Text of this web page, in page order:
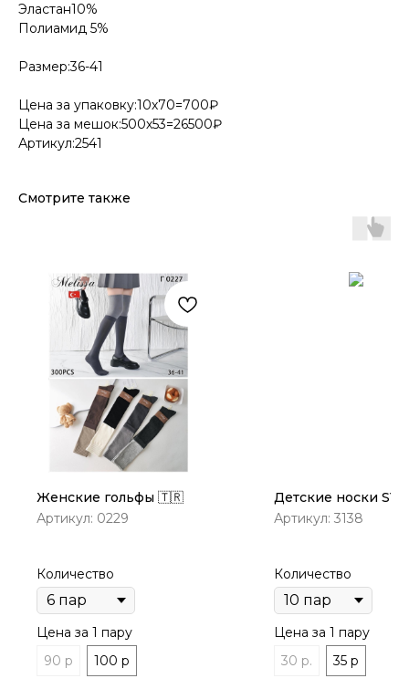
Эластан10%
Полиамид 5%
Размер:36-41
Цена за упаковку:10х70=700₽
Цена за мешок:500х53=26500₽
Артикул:2541
Смотрите также
Женские гольфы 🇹🇷
Артикул: 0229
Количество
Цена за 1 пару
90 р
100 р
Детские носки
Артикул: 3138
Количество
Цена за 1 пару
30 р.
35 р